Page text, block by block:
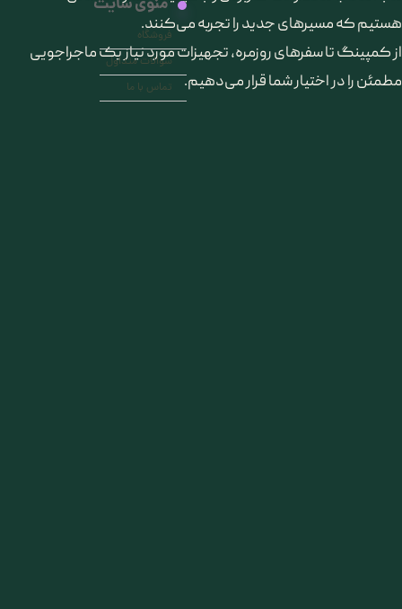
هستیم که مسیرهای جدید را تجربه می‌کنند.
از کمپینگ تا سفرهای روزمره، تجهیزات مورد نیاز یک ماجراجویی
مطمئن را در اختیار شما قرار می‌دهیم.
فروشگاه
سوالات متداول
تماس با ما